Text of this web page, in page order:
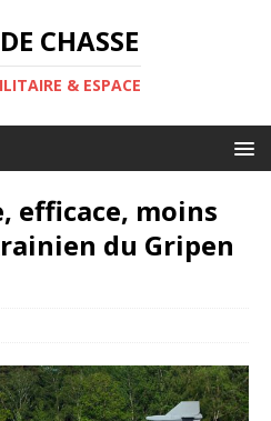
CHASSE
& ESPACE
efficace, moins
du Gripen